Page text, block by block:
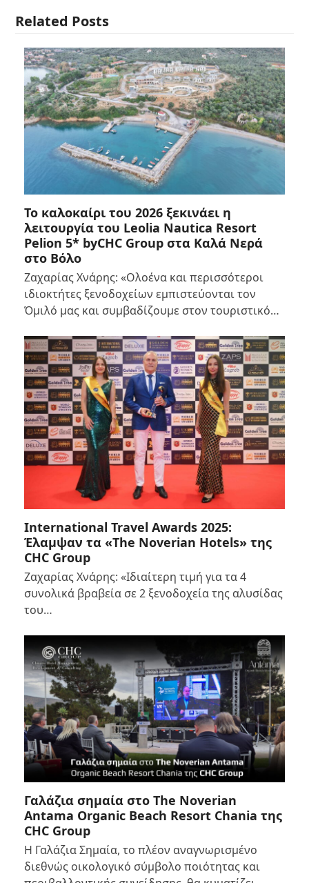
Related Posts
Το καλοκαίρι του 2026 ξεκινάει η
λειτουργία του Leolia Nautica Resort
Pelion 5* byCHC Group στα Καλά Νερά
στο Βόλο
Ζαχαρίας Χνάρης: «Ολοένα και περισσότεροι
ιδιοκτήτες ξενοδοχείων εμπιστεύονται τον
Όμιλό μας και συμβαδίζουμε στον τουριστικό…
International Travel Awards 2025:
Έλαμψαν τα «The Noverian Hotels» της
CHC Group
Ζαχαρίας Χνάρης: «Ιδιαίτερη τιμή για τα 4
συνολικά βραβεία σε 2 ξενοδοχεία της αλυσίδας
του…
Γαλάζια σημαία στο The Noverian
Antama Organic Beach Resort Chania της
CHC Group
Η Γαλάζια Σημαία, το πλέον αναγνωρισμένο
διεθνώς οικολογικό σύμβολο ποιότητας και